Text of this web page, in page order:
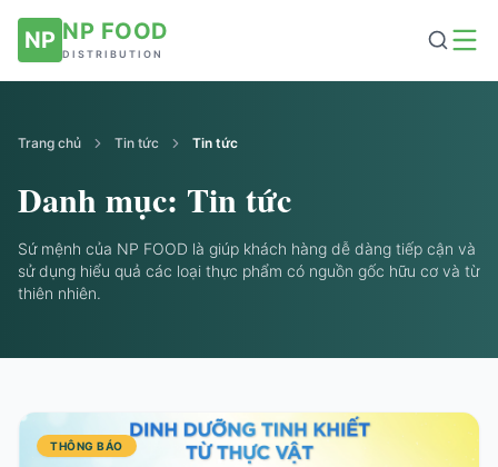
NP NP FOOD
DISTRIBUTION
Trang chủ Tin tức Tin tức
Danh mục: Tin tức
Sứ mệnh của NP FOOD là giúp khách hàng dễ dàng tiếp cận và
sử dụng hiểu quả các loại thực phẩm có nguồn gốc hữu cơ và từ
thiên nhiên.
THÔNG BÁO